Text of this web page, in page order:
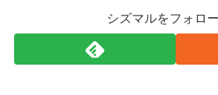
シズマルをフォロ